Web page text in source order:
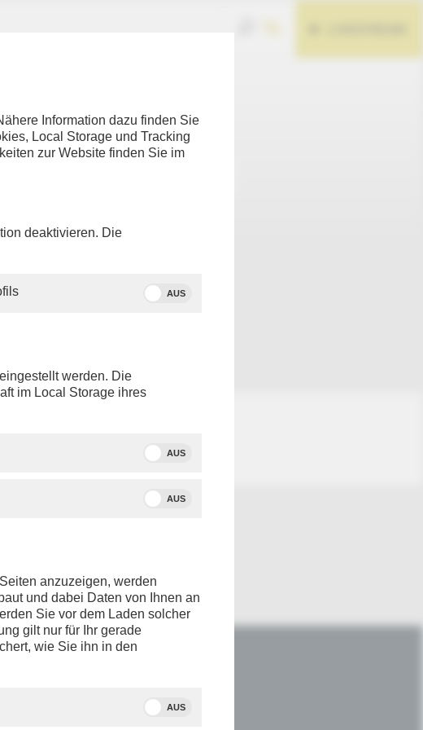
Teilen
Youtube
Facebook
Information dazu finden Sie
Local Storage und Tracking
zur Website finden Sie im
deaktivieren. Die
AUS
werden. Die
im Local Storage ihres
AUS
AUS
anzuzeigen, werden
und dabei Daten von Ihnen an
Sie vor dem Laden solcher
gilt nur für Ihr gerade
wie Sie ihn in den
AUS